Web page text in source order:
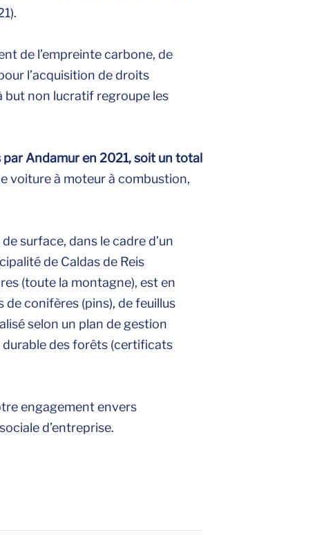
de l’empreinte carbone, de
l’acquisition de droits
but non lucratif regroupe les
Andamur en 2021, soit un total
voiture à moteur à combustion,
surface, dans le cadre d’un
de Caldas de Reis
(toute la montagne), est en
conifères (pins), de feuillus
selon un plan de gestion
des forêts (certificats
engagement envers
d’entreprise.